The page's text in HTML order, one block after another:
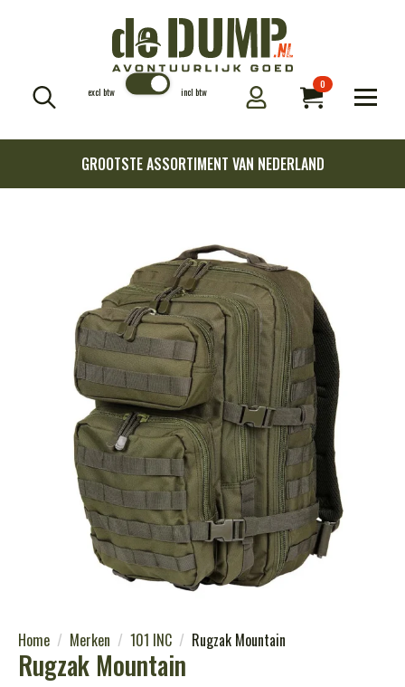
excl btw incl btw
0
GROOTSTE ASSORTIMENT VAN NEDERLAND
Home Merken 101 INC Rugzak Mountain
Rugzak Mountain